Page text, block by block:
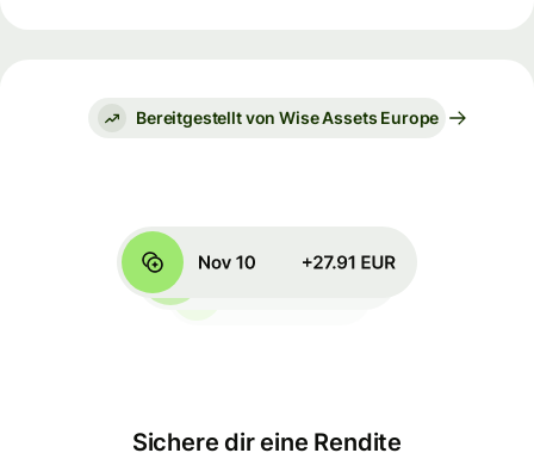
Bereitgestellt von Wise Assets Europe
Sichere dir eine Rendite